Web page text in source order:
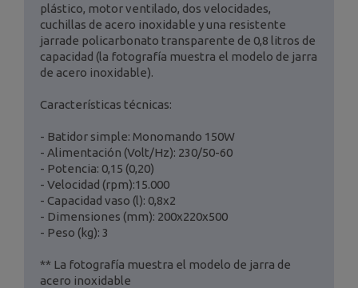
plástico, motor ventilado, dos velocidades,
cuchillas de acero inoxidable y una resistente
jarrade policarbonato transparente de 0,8 litros de
capacidad (la fotografía muestra el modelo de jarra
de acero inoxidable).
Características técnicas:
- Batidor simple: Monomando 150W
- Alimentación (Volt/Hz): 230/50-60
- Potencia: 0,15 (0,20)
- Velocidad (rpm):15.000
- Capacidad vaso (l): 0,8x2
- Dimensiones (mm): 200x220x500
- Peso (kg): 3
** La fotografía muestra el modelo de jarra de
acero inoxidable